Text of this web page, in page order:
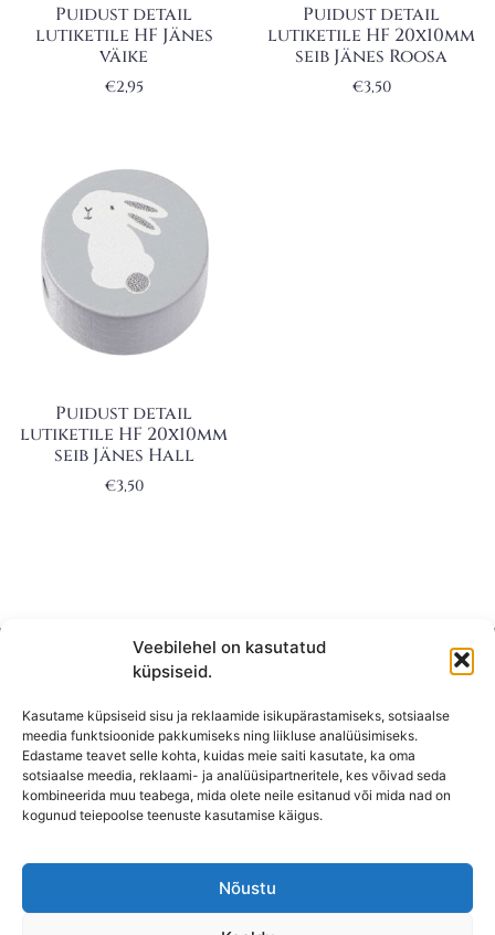
Veebilehel on kasutatud
küpsiseid.
Kasutame küpsiseid sisu ja reklaamide isikupärastamiseks, sotsiaalse
meedia funktsioonide pakkumiseks ning liikluse analüüsimiseks.
Edastame teavet selle kohta, kuidas meie saiti kasutate, ka oma
sotsiaalse meedia, reklaami- ja analüüsipartneritele, kes võivad seda
kombineerida muu teabega, mida olete neile esitanud või mida nad on
kogunud teiepoolse teenuste kasutamise käigus.
Nõustu
Puidust detail
lutiketile HF Jänes
väike
€2,95
Puidust detail
lutiketile HF 20x10mm
seib Jänes Roosa
€3,50
Puidust detail
lutiketile HF 20x10mm
seib Jänes Hall
€3,50
KONTAKT